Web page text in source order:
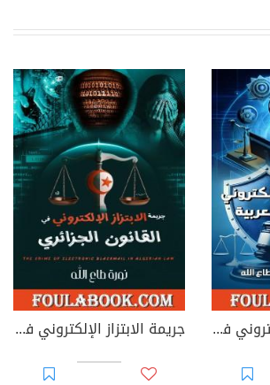
جريمة الابتزاز الإلكتروني في القوانين العربية جريمة الابتزاز الإلكتروني في القانون الجزائري